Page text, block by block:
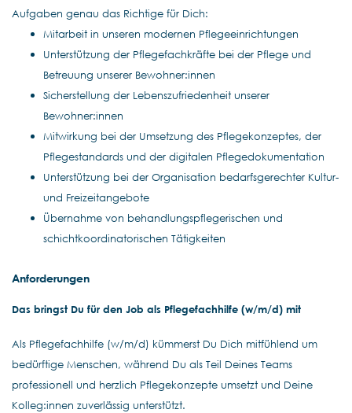
Aufgaben genau das Richtige für Dich:
Mitarbeit in unseren modernen Pflegeeinrichtungen
Unterstützung der Pflegefachkräfte bei der Pflege und
Betreuung unserer Bewohner:innen
Sicherstellung der Lebenszufriedenheit unserer
Bewohner:innen
Mitwirkung bei der Umsetzung des Pflegekonzeptes, der
Pflegestandards und der digitalen Pflegedokumentation
Unterstützung bei der Organisation bedarfsgerechter Kultur-
und Freizeitangebote
Übernahme von behandlungspflegerischen und
schichtkoordinatorischen Tätigkeiten
Anforderungen
Das bringst Du für den Job als Pflegefachhilfe (w/m/d) mit
Als Pflegefachhilfe (w/m/d) kümmerst Du Dich mitfühlend um
bedürftige Menschen, während Du als Teil Deines Teams
professionell und herzlich Pflegekonzepte umsetzt und Deine
Kolleg:innen zuverlässig unterstützt.